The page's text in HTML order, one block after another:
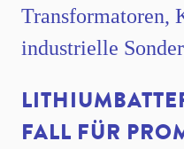
Transformatoren,
industrielle
FALL FÜR